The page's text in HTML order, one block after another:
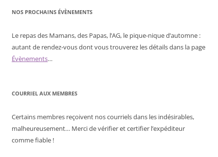
NOS PROCHAINS ÉVÈNEMENTS
Le repas des Mamans, des Papas, l’AG, le pique-nique d’automne :
autant de rendez-vous dont vous trouverez les détails dans la page
Évènements…
COURRIEL AUX MEMBRES
Certains membres reçoivent nos courriels dans les indésirables,
malheureusement… Merci de vérifier et certifier l’expéditeur
comme fiable !